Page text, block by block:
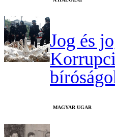
Jog és
MAGYAR UGAR